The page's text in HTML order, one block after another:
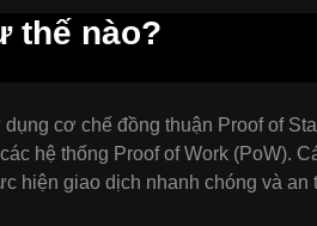
thế nào?
cơ chế đồng thuận Proof of
hệ thống Proof of Work (PoW).
hiện giao dịch nhanh chóng và an